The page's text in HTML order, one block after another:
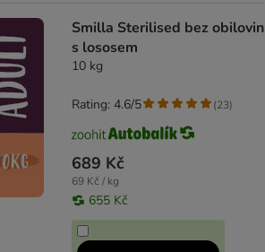
Smilla Sterilised bez obilovin
s lososem
10 kg
689 Kč
69 Kč / kg
655 Kč
Rating: 4.6/5 (23)